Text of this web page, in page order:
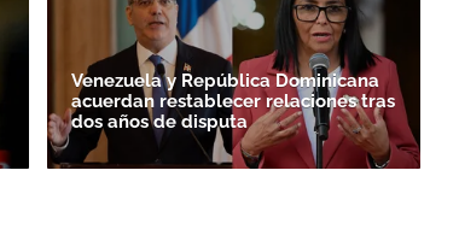
Venezuela y República Dominicana
acuerdan restablecer relaciones tras
dos años de disputa